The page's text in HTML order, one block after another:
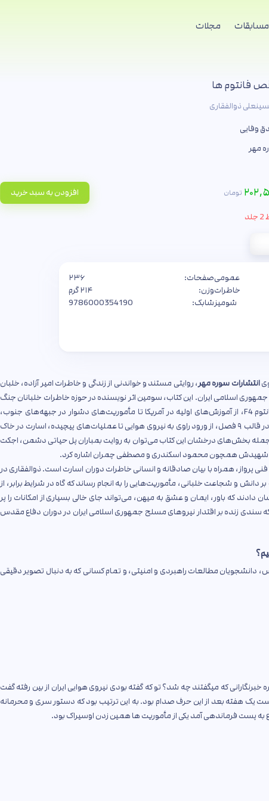
مسابقات مجلات
فانتوم ها
ذوالفقاری
وفایی
مهر
تومان افزودن به سبد خرید
عمومی
خاطرات
شومیز
صفحات:
۲۳۶
وزن:
۲۱۴ گرم
شابک:
9786000354190
انتشارات سوره مهر، روایتی مستند و خواندنی از زندگی و خاطرات امیر آزاده، خلبان
اسلامی ایران. این کتاب، سومین اثر نویسنده در حوزه خاطرات خلبانان جنگ
تحمیلی است و با تمرکز بر پروازهای جسورانه ذوالفقاری با جنگنده فانتوم F4، از آموزش‌های اولیه در آمریکا تا مأموریت‌های دشوار در جبهه‌های جنوب،
مسیری پر از خطر و فداکاری را روایت می‌کند. کتاب با ساختاری منسجم در قالب ۹ فصل، از ورود راوی به نیروی هوایی تا عملیات‌های پیچیده، اسارت در خاک
جمله بخش‌های درخشان این کتاب می‌توان به روایت بمباران پل حیاتی دشمن، اجکت
شهیدش همچون محمود اسکندری و مصطفی چمران اشاره کرد.
پرواز، همراه با بیان صادقانه و انسانی خاطرات دوران اسارت است. ذوالفقاری در
و شجاعت خلبانی، مأموریت‌هایی را به انجام رساند که گاه در شرایط برابر، از
دادند که باور، ایمان و عشق به میهن، می‌تواند جای خالی بسیاری از امکانات را پر
سندی زنده بر اقتدار نیروهای مسلح جمهوری اسلامی ایران در دوران دفاع مقدس
مطالعات راهبردی و امنیتی، و تمام کسانی که به دنبال تصویر دقیقی
رفتند زدند صدام بعد از عملیات کمان ۹۹ در محاصره خبرنگارانی که میگفتند چه شد؟ تو که گفته بودی نیروی هوایی ایران از بین رفته گفت
یک هفته بعد از این حرف صدام بود. به این ترتیب بود که دستور سری و محرمانه
به پست فرماندهی آمد یکی از مأموریت ها همین زدن اوسیراک بود.